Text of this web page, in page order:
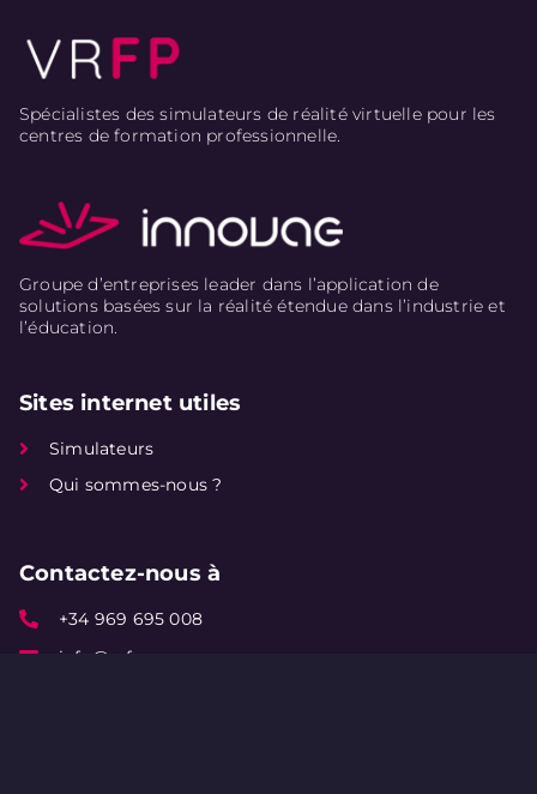
Spécialistes des simulateurs de réalité virtuelle pour les
centres de formation professionnelle.
Groupe d’entreprises leader dans l’application de
solutions basées sur la réalité étendue dans l’industrie et
l’éducation.
Sites internet utiles
Simulateurs
Qui sommes-nous ?
Contactez-nous à
+34 969 695 008
info@vrfp.es